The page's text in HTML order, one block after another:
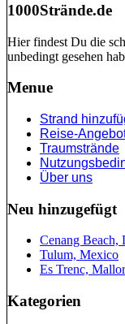
1000Strände.de
Hier findest Du die
unbedingt gesehen
Menue
Strand
Reise-
Traumstrände
Über uns
Neu hinzugefügt
Cenang Beach,
Tulum, Mexico
Es Trenc,
Kategorien